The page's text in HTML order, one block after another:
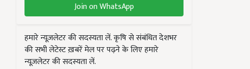
Join on WhatsApp
हमारे न्यूज़लेटर की सदस्यता लें. कृषि से संबंधित देशभर
की सभी लेटेस्ट ख़बरें मेल पर पढ़ने के लिए हमारे
न्यूज़लेटर की सदस्यता लें.